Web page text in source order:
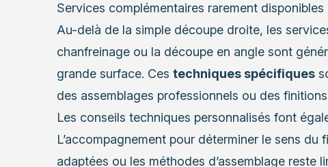
Services complémentaires rarement disponibles
Au-delà de la simple découpe droite, les
chanfreinage ou la découpe en angle sont
grande surface. Ces techniques spécifiques
des assemblages professionnels ou des
Les conseils techniques personnalisés font
L’accompagnement pour déterminer le sens
adaptées ou les méthodes d’assemblage reste